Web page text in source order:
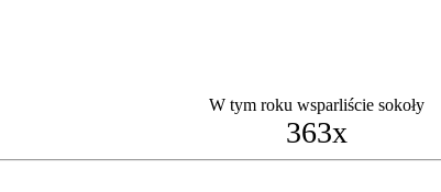
W tym roku wsparliście sokoły
363x